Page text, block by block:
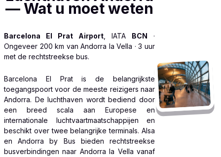
— Wat u moet weten
Barcelona El Prat Airport , IATA BCN ·
Ongeveer 200 km van Andorra la Vella · 3 uur
met de rechtstreekse bus.
Barcelona El Prat is de belangrijkste
toegangspoort voor de meeste reizigers naar
Andorra. De luchthaven wordt bediend door
een breed scala aan Europese en
internationale luchtvaartmaatschappijen en
beschikt over twee belangrijke terminals. Alsa
en Andorra by Bus bieden rechtstreekse
busverbindingen naar Andorra la Vella vanaf